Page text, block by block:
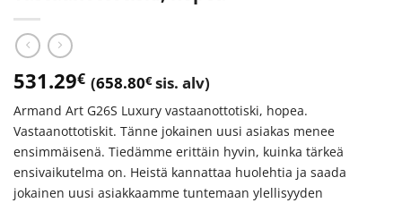
531.29€ (658.80€sis. alv)
Armand Art G26S Luxury vastaanottotiski, hopea.
Vastaanottotiskit. Tänne jokainen uusi asiakas menee
ensimmäisenä. Tiedämme erittäin hyvin, kuinka tärkeä
ensivaikutelma on. Heistä kannattaa huolehtia ja saada
jokainen uusi asiakkaamme tuntemaan ylellisyyden